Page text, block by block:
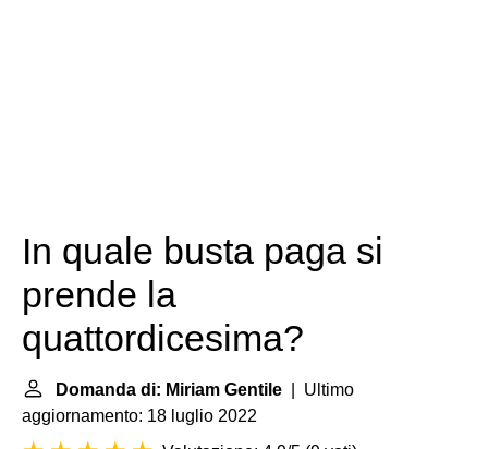
In quale busta paga si
prende la
quattordicesima?
Domanda di: Miriam Gentile | Ultimo
aggiornamento: 18 luglio 2022